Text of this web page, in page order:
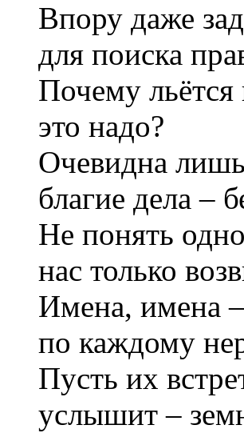
Впору даже
для поиска
Почему
это надо?
Очевидна
благие дела –
Не понять
нас только
Имена, имена
по каждому
Пусть их
услышит –